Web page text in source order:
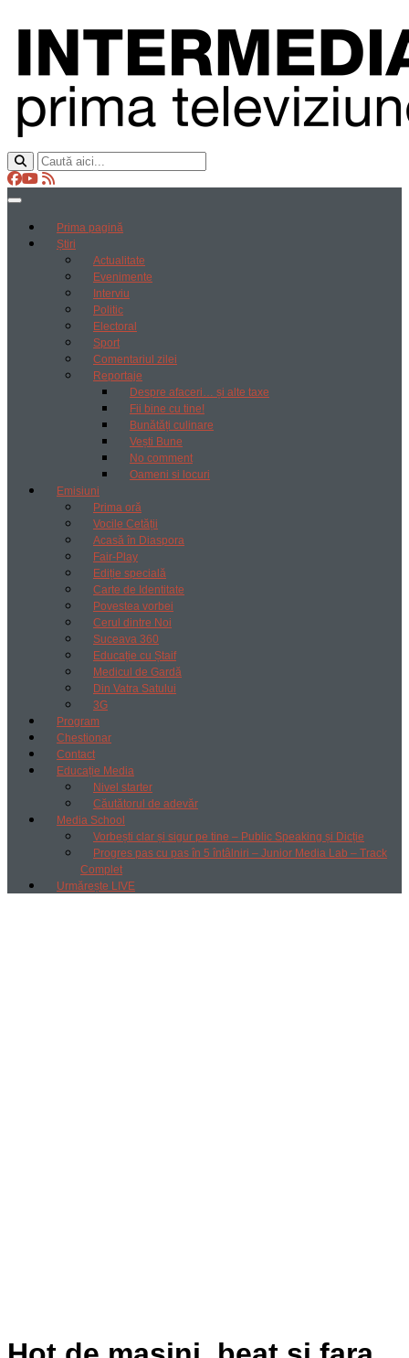
Prima pagină
Știri
Actualitate
Evenimente
Interviu
Politic
Electoral
Sport
Comentariul zilei
Reportaje
Despre afaceri… și alte taxe
Fii bine cu tine!
Bunătăți culinare
Vești Bune
No comment
Oameni si locuri
Emisiuni
Prima oră
Vocile Cetății
Acasă în Diaspora
Fair-Play
Ediție specială
Carte de Identitate
Povestea vorbei
Cerul dintre Noi
Suceava 360
Educație cu Ștaif
Medicul de Gardă
Din Vatra Satului
3G
Program
Chestionar
Contact
Educație Media
Nivel starter
Căutătorul de adevăr
Media School
Vorbești clar și sigur pe tine – Public Speaking și Dicție
Progres pas cu pas în 5 întâlniri – Junior Media Lab – Track
Complet
Urmărește LIVE